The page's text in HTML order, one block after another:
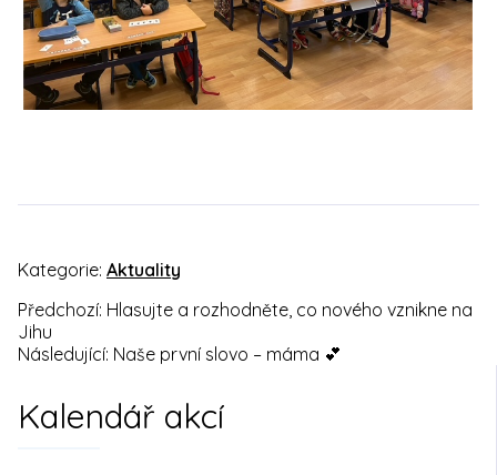
Kategorie: Aktuality
Navigace
pro
příspěvek
Předchozí: Hlasujte a rozhodněte, co nového vznikne na
Jihu
Následující: Naše první slovo – máma 💕
Kalendář akcí